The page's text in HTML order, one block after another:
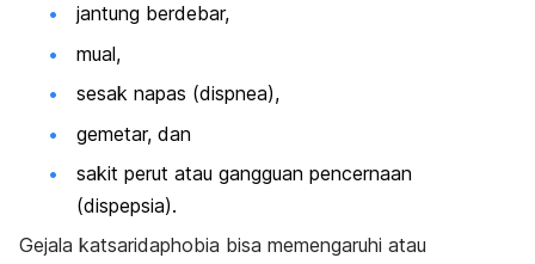
jantung berdebar,
mual,
sesak napas (dispnea),
gemetar, dan
sakit perut atau gangguan pencernaan
(dispepsia).
Gejala katsaridaphobia bisa memengaruhi atau